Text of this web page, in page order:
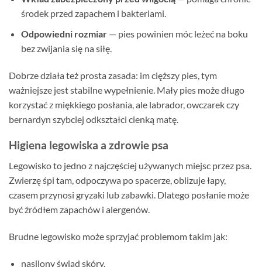
środek przed zapachem i bakteriami.
Odpowiedni rozmiar— pies powinien móc leżeć na boku
bez zwijania się na siłę.
Dobrze działa też prosta zasada: im cięższy pies, tym
ważniejsze jest stabilne wypełnienie. Mały pies może długo
korzystać z miękkiego posłania, ale labrador, owczarek czy
bernardyn szybciej odkształci cienką matę.
Higiena legowiska a zdrowie psa
Legowisko to jedno z najczęściej używanych miejsc przez psa.
Zwierzę śpi tam, odpoczywa po spacerze, oblizuje łapy,
czasem przynosi gryzaki lub zabawki. Dlatego posłanie może
być źródłem zapachów i alergenów.
Brudne legowisko może sprzyjać problemom takim jak:
nasilony świąd skóry,